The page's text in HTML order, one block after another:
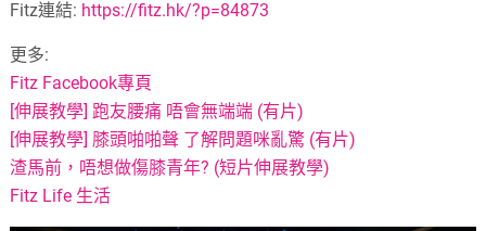
Fitz連結: https://fitz.hk/?p=84873
更多:
Fitz Facebook專頁
[伸展教學] 跑友腰痛 唔會無端端 (有片)
[伸展教學] 膝頭啪啪聲 了解問題咪亂驚 (有片)
渣馬前，唔想做傷膝青年? (短片伸展教學)
Fitz Life 生活